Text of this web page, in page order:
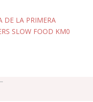
DE LA PRIMERA
SLOW FOOD KM0